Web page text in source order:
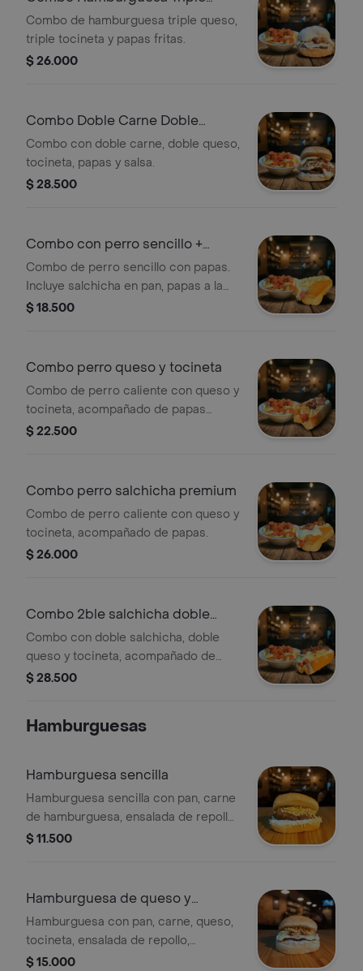
Queso Tocineta
Combo de hamburguesa triple queso,
triple tocineta y papas fritas.
$ 26.000
Combo Doble Carne Doble
Queso y Tocineta
Combo con doble carne, doble queso,
tocineta, papas y salsa.
$ 28.500
Combo con perro sencillo +
papas
Combo de perro sencillo con papas.
Incluye salchicha en pan, papas a la
francesa y salsas.
$ 18.500
Combo perro queso y tocineta
Combo de perro caliente con queso y
tocineta, acompañado de papas
fritas.
$ 22.500
Combo perro salchicha premium
Combo de perro caliente con queso y
tocineta, acompañado de papas.
$ 26.000
Combo 2ble salchicha doble
queso tocin
Combo con doble salchicha, doble
queso y tocineta, acompañado de
papas fritas.
$ 28.500
Hamburguesas
Hamburguesa sencilla
Hamburguesa sencilla con pan, carne
de hamburguesa, ensalada de repollo
y zanahoria, salsas de la casa y papas
$ 11.500
Hamburguesa de queso y
tocineta
Hamburguesa con pan, carne, queso,
tocineta, ensalada de repollo,
zanahoria dulce, salsas de la casa y
$ 15.000